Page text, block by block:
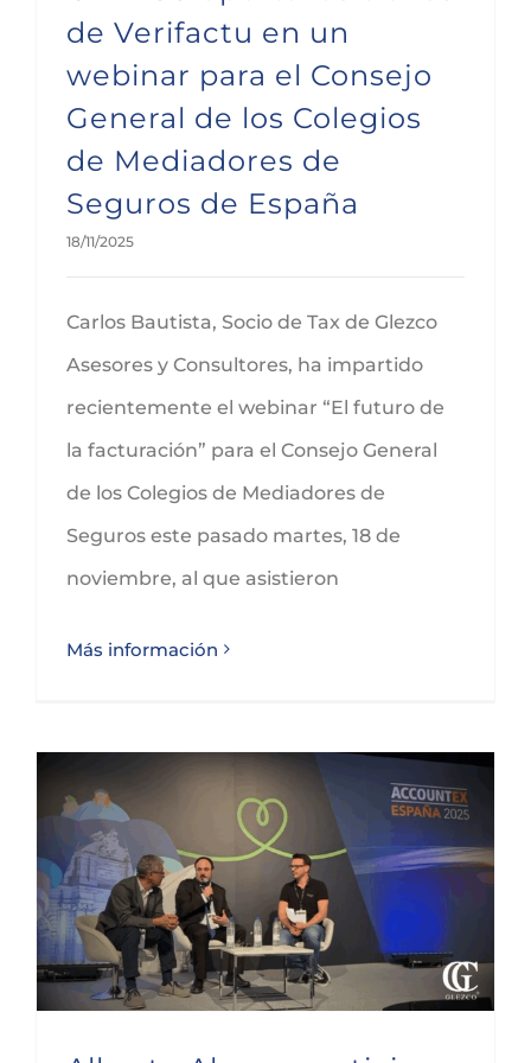
de Verifactu en un
webinar para el Consejo
General de los Colegios
de Mediadores de
Seguros de España
18/11/2025
Carlos Bautista, Socio de Tax de Glezco
Asesores y Consultores, ha impartido
recientemente el webinar “El futuro de
la facturación” para el Consejo General
de los Colegios de Mediadores de
Seguros este pasado martes, 18 de
noviembre, al que asistieron
Más información